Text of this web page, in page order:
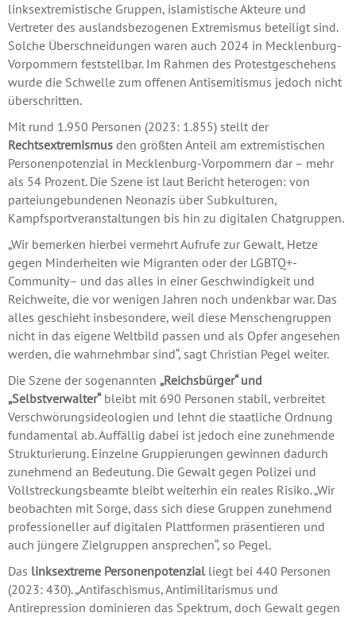
linksextremistische Gruppen, islamistische Akteure und
Vertreter des auslandsbezogenen Extremismus beteiligt sind.
Solche Überschneidungen waren auch 2024 in Mecklenburg-
Vorpommern feststellbar. Im Rahmen des Protestgeschehens
wurde die Schwelle zum offenen Antisemitismus jedoch nicht
überschritten.
Mit rund 1.950 Personen (2023: 1.855) stellt der
Rechtsextremismus den größten Anteil am extremistischen
Personenpotenzial in Mecklenburg-Vorpommern dar – mehr
als 54 Prozent. Die Szene ist laut Bericht heterogen: von
parteiungebundenen Neonazis über Subkulturen,
Kampfsportveranstaltungen bis hin zu digitalen Chatgruppen.
„Wir bemerken hierbei vermehrt Aufrufe zur Gewalt, Hetze
gegen Minderheiten wie Migranten oder der LGBTQ+-
Community– und das alles in einer Geschwindigkeit und
Reichweite, die vor wenigen Jahren noch undenkbar war. Das
alles geschieht insbesondere, weil diese Menschengruppen
nicht in das eigene Weltbild passen und als Opfer angesehen
werden, die wahrnehmbar sind“, sagt Christian Pegel weiter.
Die Szene der sogenannten „Reichsbürger“ und
„Selbstverwalter“bleibt mit 690 Personen stabil, verbreitet
Verschwörungsideologien und lehnt die staatliche Ordnung
fundamental ab. Auffällig dabei ist jedoch eine zunehmende
Strukturierung. Einzelne Gruppierungen gewinnen dadurch
zunehmend an Bedeutung. Die Gewalt gegen Polizei und
Vollstreckungsbeamte bleibt weiterhin ein reales Risiko. „Wir
beobachten mit Sorge, dass sich diese Gruppen zunehmend
professioneller auf digitalen Plattformen präsentieren und
auch jüngere Zielgruppen ansprechen“, so Pegel.
Das linksextreme Personenpotenzial liegt bei 440 Personen
(2023: 430). „Antifaschismus, Antimilitarismus und
Antirepression dominieren das Spektrum, doch Gewalt gegen